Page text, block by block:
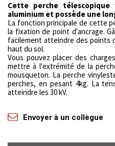
Cette perche
aluminium et possède une
La fonction principale de cette
la fixation de point d'ancrage.
facilement atteindre des points
haut du sol.
Vous pouvez placer des
mettre à l'extrémité de la
mousqueton. La perche
perches, en pesant 4kg. La
atteindre les 30 kV.
Envoyer à un collègue